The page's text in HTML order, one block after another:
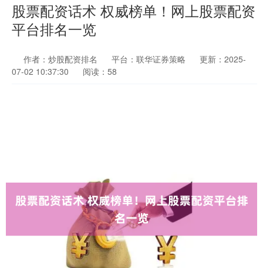
股票配资话术 权威榜单！网上股票配资
平台排名一览
作者：炒股配资排名 平台：联华证券策略
更新：2025-
07-02 10:37:30
阅读：58